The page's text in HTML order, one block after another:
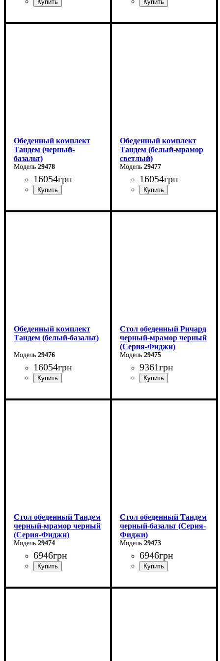
Обеденный комплект
Тандем (черный-
базальт)
29478
16054грн
Обеденный комплект
Тандем (белый-мрамор
светлый)
29477
16054грн
Обеденный комплект
Тандем (белый-базальт)
29476
16054грн
Стол обеденный Ричард
черный-мрамор черный
(Серия-Фиджи)
29475
9361грн
Ширина: 140 см
Стол обеденный Тандем
черный-мрамор черный
(Серия-Фиджи)
29474
6946грн
Ширина: 120 см
Стол обеденный Тандем
черный-базальт (Серия-
Фиджи)
29473
6946грн
Ширина: 120 см